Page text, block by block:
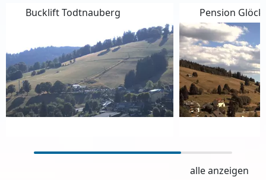
Bucklift Todtnauberg Pension
alle anzeigen